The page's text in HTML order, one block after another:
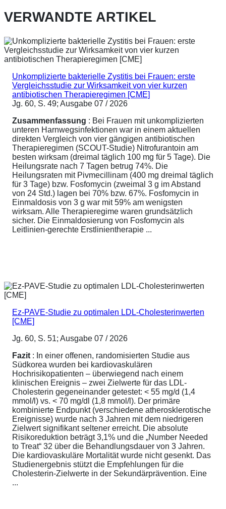
VERWANDTE ARTIKEL
Unkomplizierte bakterielle Zystitis bei Frauen: erste
Vergleichsstudie zur Wirksamkeit von vier kurzen
antibiotischen Therapieregimen [CME]
Jg. 60, S. 49; Ausgabe 07 / 2026
Zusammenfassung : Bei Frauen mit unkomplizierten
unteren Harnwegsinfektionen war in einem aktuellen
direkten Vergleich von vier gängigen antibiotischen
Therapieregimen (SCOUT-Studie) Nitrofurantoin am
besten wirksam (dreimal täglich 100 mg für 5 Tage). Die
Heilungsrate nach 7 Tagen betrug 74%. Die
Heilungsraten mit Pivmecillinam (400 mg dreimal täglich
für 3 Tage) bzw. Fosfomycin (zweimal 3 g im Abstand
von 24 Std.) lagen bei 70% bzw. 67%. Fosfomycin in
Einmaldosis von 3 g war mit 59% am wenigsten
wirksam. Alle Therapieregime waren grundsätzlich
sicher. Die Einmaldosierung von Fosfomycin als
Leitlinien-gerechte Erstlinientherapie ...
Ez-PAVE-Studie zu optimalen LDL-Cholesterinwerten
[CME]
Jg. 60, S. 51; Ausgabe 07 / 2026
Fazit : In einer offenen, randomisierten Studie aus
Südkorea wurden bei kardiovaskulären
Hochrisikopatienten – überwiegend nach einem
klinischen Ereignis – zwei Zielwerte für das LDL-
Cholesterin gegeneinander getestet: < 55 mg/d (1,4
mmol/l) vs. < 70 mg/dl (1,8 mmol/l). Der primäre
kombinierte Endpunkt (verschiedene atherosklerotische
Ereignisse) wurde nach 3 Jahren mit dem niedrigeren
Zielwert signifikant seltener erreicht. Die absolute
Risikoreduktion beträgt 3,1% und die „Number Needed
to Treat“ 32 über die Behandlungsdauer von 3 Jahren.
Die kardiovaskuläre Mortalität wurde nicht gesenkt. Das
Studienergebnis stützt die Empfehlungen für die
Cholesterin-Zielwerte in der Sekundärprävention. Eine
...